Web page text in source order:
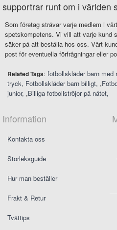
supportrar runt om i världen
Som företag strävar varje medlem i
spetskompetens. Vi vill att varje kund
säker på att beställa hos oss. Vårt
post för eventuella förfrågningar eller
Related Tags: fotbollskläder barn med
tryck Fotbollskläder barn billigt ,
junior ,Billiga fotbollströjor på nätet
Information
Kontakta oss
Storleksguide
Hur man beställer
Frakt & Retur
Tvättips